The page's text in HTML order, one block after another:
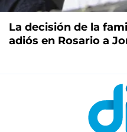
La decisión de la
adiós en Rosario a